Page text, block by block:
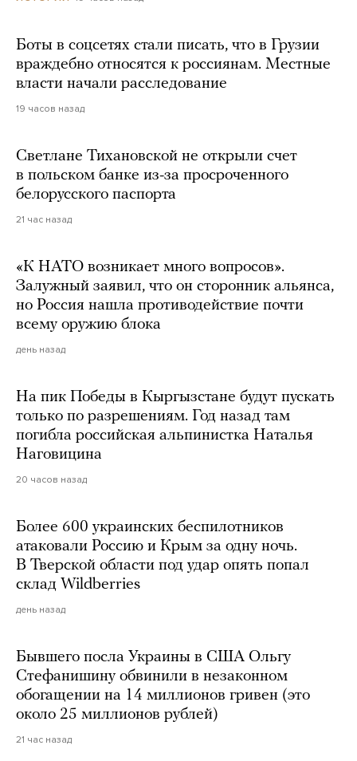
Боты в соцсетях стали писать, что в Грузии
враждебно относятся к россиянам. Местные
власти начали расследование
19 часов назад
Светлане Тихановской не открыли счет
в польском банке из-за просроченного
белорусского паспорта
21 час назад
«К НАТО возникает много вопросов».
Залужный заявил, что он сторонник альянса,
но Россия нашла противодействие почти
всему оружию блока
день назад
На пик Победы в Кыргызстане будут пускать
только по разрешениям. Год назад там
погибла российская альпинистка Наталья
Наговицина
20 часов назад
Более 600 украинских беспилотников
атаковали Россию и Крым за одну ночь.
В Тверской области под удар опять попал
склад Wildberries
день назад
Бывшего посла Украины в США Ольгу
Стефанишину обвинили в незаконном
обогащении на 14 миллионов гривен (это
около 25 миллионов рублей)
21 час назад